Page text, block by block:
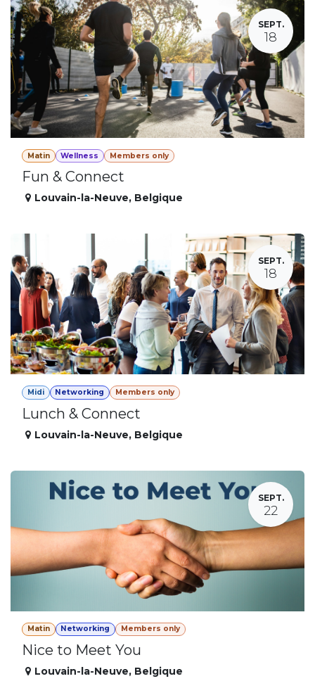
SEPT.
18
Matin Wellness Members only
Fun & Connect
Louvain-la-Neuve, Belgique
SEPT.
18
Midi Networking Members only
Lunch & Connect
Louvain-la-Neuve, Belgique
SEPT.
22
Matin Networking Members only
Nice to Meet You
Louvain-la-Neuve, Belgique